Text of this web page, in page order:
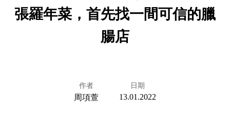
張羅年菜，首先找一間可信的臘
腸店
作者
周項萱
日期
13.01.2022